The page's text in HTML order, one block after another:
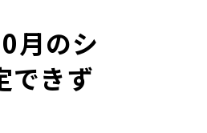
月のシ
できず